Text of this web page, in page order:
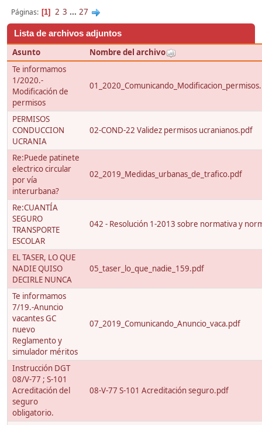
Páginas 1 2 3 ... 27
Lista de archivos adjuntos
Asunto
Nombre del archivo
Te informamos
1/2020.-
Modificación de
permisos
PERMISOS
CONDUCCION
UCRANIA
02-COND-22 Validez permisos ucranianos.pdf
Re:Puede patinete
electrico circular
por vía
interurbana?
02_2019_Medidas_urbanas_de_trafico.pdf
Re:CUANTÍA
SEGURO
TRANSPORTE
ESCOLAR
042 - Resolución 1-2013 sobre normativa y
EL TASER, LO QUE
NADIE QUISO
DECIRLE NUNCA
05_taser_lo_que_nadie_159.pdf
Te informamos
7/19.-Anuncio
vacantes GC
nuevo
Reglamento y
simulador méritos
07_2019_Comunicando_Anuncio_vaca.pdf
Instrucción DGT
08/V-77 ; S-101
Acreditación del
seguro
obligatorio.
08-V-77 S-101 Acreditación seguro.pdf